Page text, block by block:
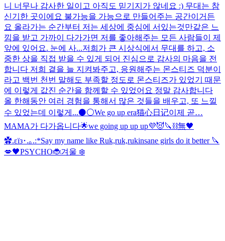
니 너무나 감사한 일이고 아직도 믿기지가 않네요 :) 무대는 참
신기한 곳이에요 불가능을 가능으로 만들어주는 공간이거든
요 올라가는 순간부터 저는 세상에 중심에 서있는것만같은 느
낌을 받고 가까이 다가가면 저를 좋아해주는 모든 사람들이 제
앞에 있어요. 눈에 사...저희가 큰 시상식에서 무대를 하고, 소
중한 상을 직접 받을 수 있게 되어 진심으로 감사의 마음을 전
합니다 저희 곁을 늘 지켜봐주고, 응원해주는 몬스티즈 덕분이
라고 백번 천번 말해도 부족할 정도로 몬스티즈가 있었기 때문
에 이렇게 값진 순간을 함께할 수 있었어요 정말 감사합니다
올 한해동안 여러 경험을 통해서 많은 것들을 배우고, 또 느낄
수 있었는데 이렇게...⚫️⚪️We go up era猫心日记이제 곧…
MAMA가 다가옵니다🌟we going up up up💜😈🔪⛓️無🖤
✿.εïз･.｡.:*Say my name like Ruk,ruk,rukinsane girls do it better 🔪
💋🖤PSYCHO🐞겨울 ❄️